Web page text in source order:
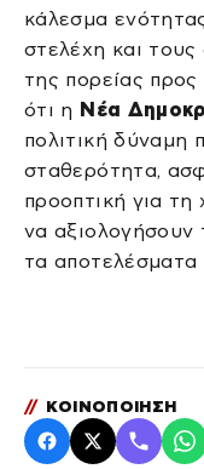
κάλεσμα
στελέχη και
της πορείας προς
ότι η Νέα
πολιτική δύναμη
σταθερότητα,
προοπτική για
να αξιολογήσουν
τα αποτελέσματα
// ΚΟΙΝΟΠΟΙΗΣΗ